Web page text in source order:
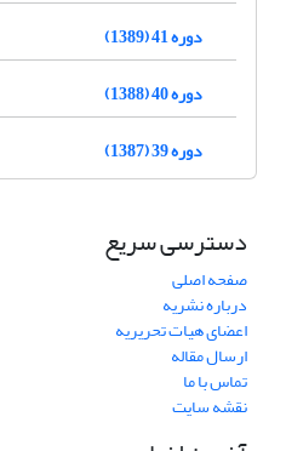
دوره 41 (1389)
دوره 40 (1388)
دوره 39 (1387)
دسترسی سریع
صفحه اصلی
درباره نشریه
اعضای هیات تحریریه
ارسال مقاله
تماس با ما
نقشه سایت